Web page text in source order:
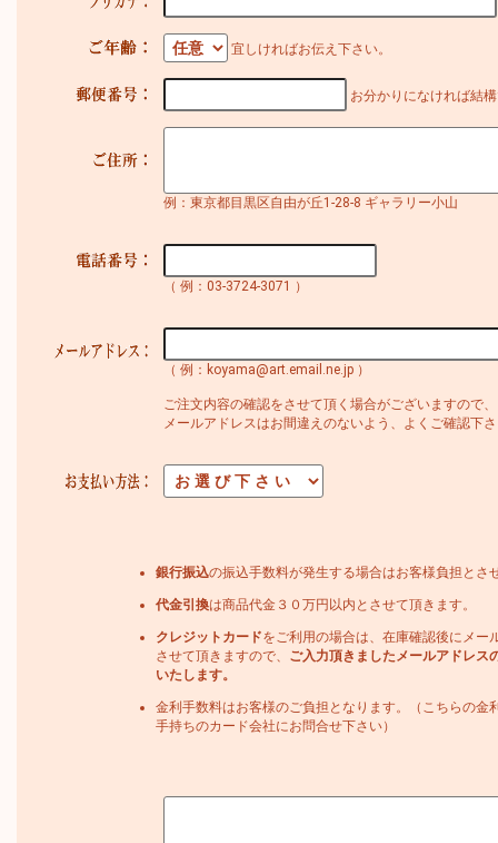
宜しければお伝え下さい。
お分かりになければ結
例：東京都目黒区自由が丘1-28-8 ギャラリー小山
（ 例：03-3724-3071 ）
（ 例：koyama@art.email.ne.jp ）
ご注文内容の確認をさせて頂く場合がございますので、
メールアドレスはお間違えのないよう、よくご確認下
銀行振込の振込手数料が発生する場合はお客様負担とさ
代金引換は商品代金３０万円以内とさせて頂きます。
クレジットカードをご利用の場合は、在庫確認後にメー
させて頂きますので、
ご入力頂きましたメールアドレス
いたします。
金利手数料はお客様のご負担となります。（こちらの金
手持ちのカード会社にお問合せ下さい）